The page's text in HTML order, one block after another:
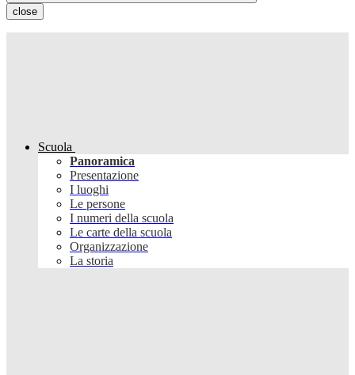
close
Scuola
Panoramica
Presentazione
I luoghi
Le persone
I numeri della scuola
Le carte della scuola
Organizzazione
La storia